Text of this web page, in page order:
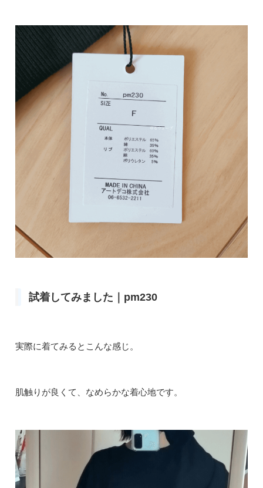
試着してみました｜pm230
実際に着てみるとこんな感じ。
肌触りが良くて、なめらかな着心地です。